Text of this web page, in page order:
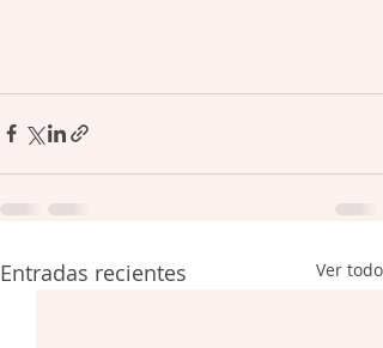
Entradas recientes Ver todo